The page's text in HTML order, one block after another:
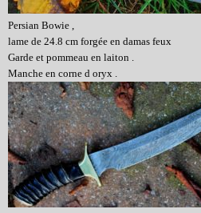
Persian Bowie ,
lame de 24.8 cm forgée en damas feux
Garde et pommeau en laiton .
Manche en corne d oryx .